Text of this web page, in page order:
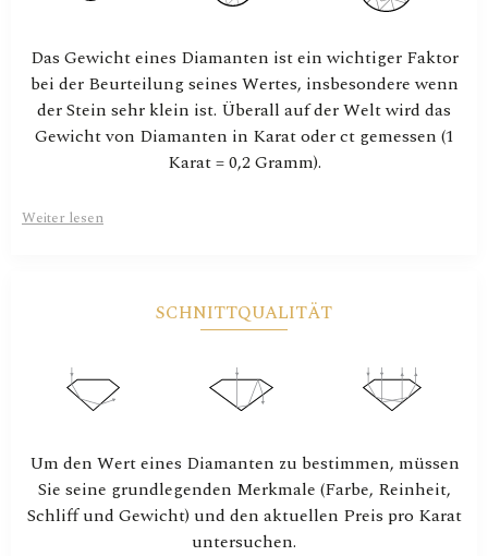
Das Gewicht eines Diamanten ist ein wichtiger Faktor
bei der Beurteilung seines Wertes, insbesondere wenn
der Stein sehr klein ist. Überall auf der Welt wird das
Gewicht von Diamanten in Karat oder ct gemessen (1
Karat = 0,2 Gramm).
Weiter lesen
SCHNITTQUALITÄT
Um den Wert eines Diamanten zu bestimmen, müssen
Sie seine grundlegenden Merkmale (Farbe, Reinheit,
Schliff und Gewicht) und den aktuellen Preis pro Karat
untersuchen.